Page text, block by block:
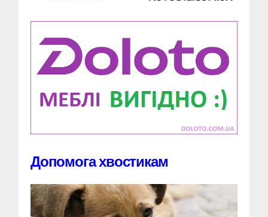
Допомога хвостикам